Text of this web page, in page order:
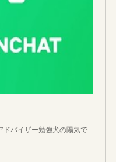
ドバイザー勉強犬の陽気で